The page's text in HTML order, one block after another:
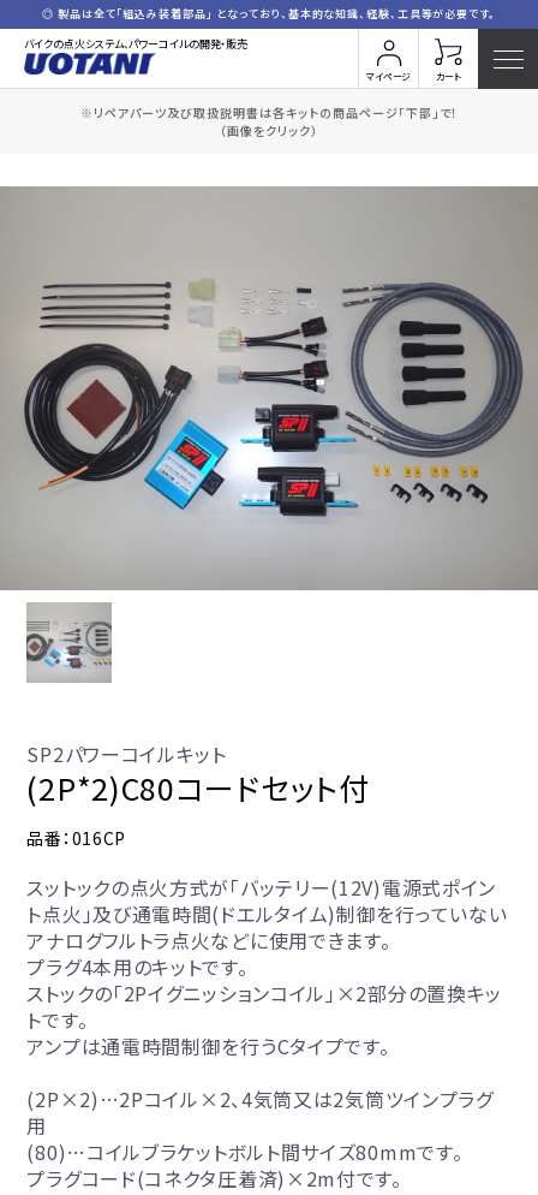
バイクの点火システム、パワーコイルの開発・販売
マイページ カート
◎ 製品は全て「組込み装着部品」 となっており、基本的な知識、経験、工具等が必要です。
※リペアパーツ及び取扱説明書は各キットの商品ページ「下部」で！
（画像をクリック）
全商品一覧 (2P*2)C80コードセット付
SP2パワーコイルキット
(2P*2)C80コードセット付
品番：016CP
スットックの点火方式が「バッテリー(12V)電源式ポイン
ト点火」及び通電時間(ドエルタイム)制御を行っていない
アナログフルトラ点火などに使用できます。
プラグ4本用のキットです。
ストックの「2Pイグニッションコイル」×2部分の置換キッ
トです。
アンプは通電時間制御を行うCタイプです。
(2P×2)…2Pコイル×2、4気筒又は2気筒ツインプラグ
用
(80)…コイルブラケットボルト間サイズ80mmです。
プラグコード(コネクタ圧着済)×2m付です。